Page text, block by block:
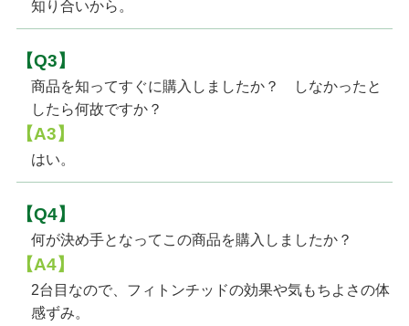
知り合いから。
【Q3】
商品を知ってすぐに購入しましたか？ しなかったと
したら何故ですか？
【A3】
はい。
【Q4】
何が決め手となってこの商品を購入しましたか？
【A4】
2台目なので、フィトンチッドの効果や気もちよさの体
感ずみ。